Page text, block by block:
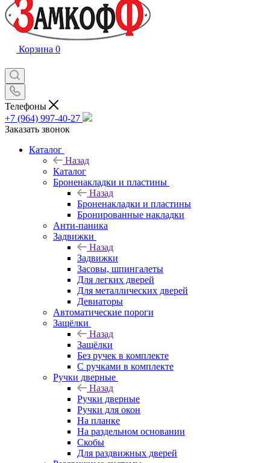
Корзина 0
Телефоны
+7 (964) 997-40-27
Заказать звонок
Каталог
Назад
Каталог
Броненакладки и пластины
Назад
Броненакладки и пластины
Бронированные накладки
Анти-паника
Задвижки
Назад
Задвижки
Засовы, шпингалеты
Для легких дверей
Для металлических дверей
Девиаторы
Автоматические пороги
Защёлки
Назад
Защёлки
Без ручек в комплекте
С ручками в комплекте
Ручки дверные
Назад
Ручки дверные
Ручки для окон
На планке
На раздельном основании
Скобы
Для раздвижных дверей